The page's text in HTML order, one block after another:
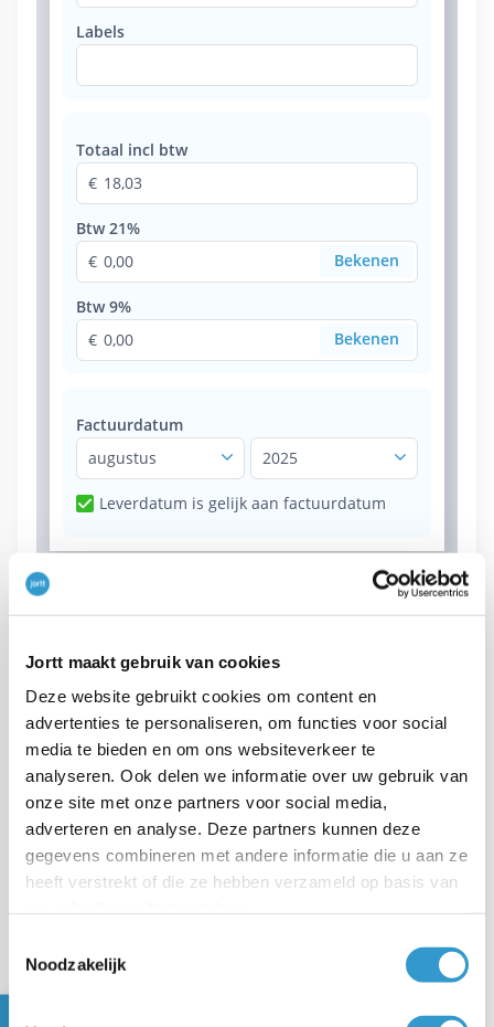
Jortt maakt gebruik van cookies
Deze website gebruikt cookies om content en
advertenties te personaliseren, om functies voor social
media te bieden en om ons websiteverkeer te
analyseren. Ook delen we informatie over uw gebruik van
onze site met onze partners voor social media,
adverteren en analyse. Deze partners kunnen deze
gegevens combineren met andere informatie die u aan ze
heeft verstrekt of die ze hebben verzameld op basis van
Noodzakelijk
Labels
Totaal incl btw
18,03
Btw 21%
0,00
Btw 9%
0,00
Factuurdatum
augustus
2025
Leverdatum is gelijk aan factuurdatum
Boeking 3: De Servicekosten van
Ga naar Boekingen
links in het hoofdmenu.
Klik op
Boeking. Er wordt een paneel geopend
voor een nieuwe boeking.
Kies als boeking soort Kosten en als categorie
Verkoopkosten.
Voer zelf deOmschrijving in ons bijvoorbeeld
Servicekosten Uber-ritten,Datum,Totaalbedrag
incl. btw
100,63 in.